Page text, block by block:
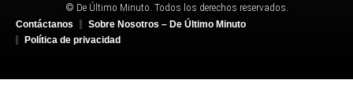
© De Último Minuto. Todos los derechos reservados.
Contáctanos
Sobre Nosotros – De Último Minuto
Política de privacidad